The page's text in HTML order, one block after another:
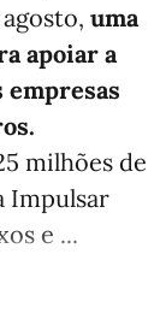
uma
apoiar a
milhões de
Impulsar
e ...